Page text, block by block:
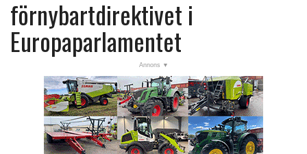
Veckans nyheter
Läsartoppen
OPINION
KALENDER
förnybartdirektivet i
Europaparlamentet